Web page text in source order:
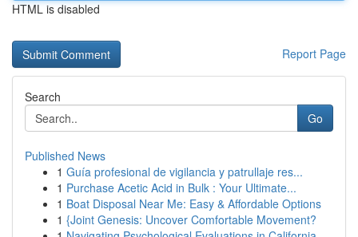
HTML is disabled
Report Page
Search
Go
Published News
1 Guía profesional de vigilancia y patrullaje res...
1 Purchase Acetic Acid in Bulk : Your Ultimate...
1 Boat Disposal Near Me: Easy & Affordable Options
1 {Joint Genesis: Uncover Comfortable Movement?